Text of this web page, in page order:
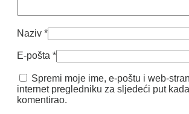
Naziv *
E-pošta *
Spremi moje ime, e-poštu i web-
internet pregledniku za sljedeći put
komentirao.